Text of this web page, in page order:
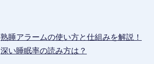
熟睡アラームの使い方と仕組みを解説！
深い睡眠率の読み方は？